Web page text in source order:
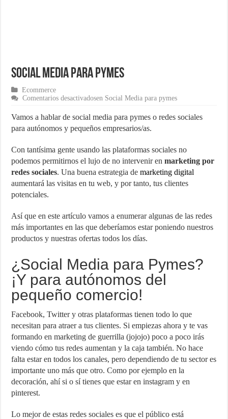
Social Media para pymes
Ecommerce
Comentarios desactivadosen Social Media para pymes
Vamos a hablar de social media para pymes o redes sociales
para autónomos y pequeños empresarios/as.
Con tantísima gente usando las plataformas sociales no
podemos permitirnos el lujo de no intervenir enmarketing por
redes sociales. Una buena estrategia demarketing digital
aumentará las visitas en tu web, y por tanto, tus clientes
potenciales.
Así que en este artículo vamos a enumerar algunas de las redes
más importantes en las que deberíamos estar poniendo nuestros
productos y nuestras ofertas todos los días.
¿Social Media para Pymes?
¡Y para autónomos del
pequeño comercio!
Facebook, Twitter y otras plataformas tienen todo lo que
necesitan para atraer a tus clientes. Si empiezas ahora y te vas
formando en marketing de guerrilla (jojojo) poco a poco irás
viendo cómo tus redes aumentan y la caja también. No hace
falta estar en todos los canales, pero dependiendo de tu sector es
importante uno más que otro. Como por ejemplo en la
decoración, ahí si o sí tienes que estar en instagram y en
pinterest.
Lo mejor de estas redes sociales es que el público está